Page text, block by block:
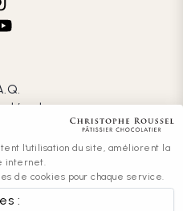
légales
l'utilisation du site, améliorent la
internet.
de cookies pour chaque service.
: